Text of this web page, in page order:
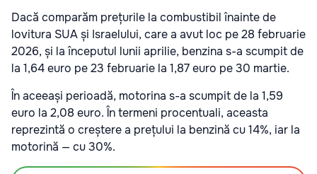
Dacă comparăm prețurile la combustibil înainte de
lovitura SUA și Israelului, care a avut loc pe 28 februarie
2026, și la începutul lunii aprilie, benzina s-a scumpit de
la 1,64 euro pe 23 februarie la 1,87 euro pe 30 martie.
În aceeași perioadă, motorina s-a scumpit de la 1,59
euro la 2,08 euro. În termeni procentuali, aceasta
reprezintă o creștere a prețului la benzină cu 14%, iar la
motorină — cu 30%.